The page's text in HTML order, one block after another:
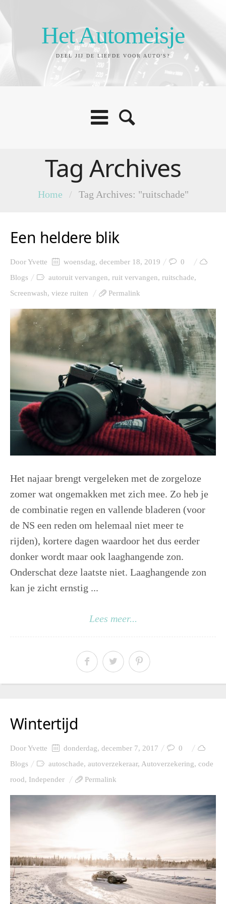
Het Automeisje
DEEL JIJ DE LIEFDE VOOR AUTO'S?
Tag Archives
Home / Tag Archives: "ruitschade"
Een heldere blik
DoorYvette woensdag, december 18, 2019
0
Blogs
autoruit vervangen, ruit vervangen, ruitschade,
Screenwash, vieze ruiten Permalink
Het najaar brengt vergeleken met de zorgeloze
zomer wat ongemakken met zich mee. Zo heb je
de combinatie regen en vallende bladeren (voor
de NS een reden om helemaal niet meer te
rijden), kortere dagen waardoor het dus eerder
donker wordt maar ook laaghangende zon.
Onderschat deze laatste niet. Laaghangende zon
kan je zicht ernstig ...
Lees meer...
Wintertijd
DoorYvette donderdag, december 7, 2017
0
Blogs
autoschade, autoverzekeraar, Autoverzekering, code
rood, Independer Permalink